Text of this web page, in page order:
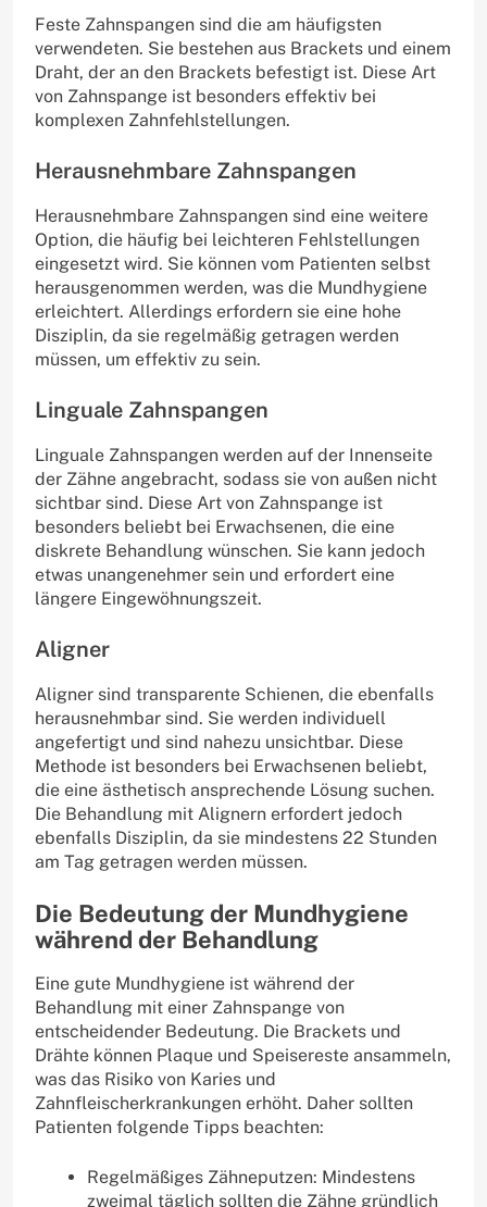
Feste Zahnspangen sind die am häufigsten
verwendeten. Sie bestehen aus Brackets und einem
Draht, der an den Brackets befestigt ist. Diese Art
von Zahnspange ist besonders effektiv bei
komplexen Zahnfehlstellungen.
Herausnehmbare Zahnspangen
Herausnehmbare Zahnspangen sind eine weitere
Option, die häufig bei leichteren Fehlstellungen
eingesetzt wird. Sie können vom Patienten selbst
herausgenommen werden, was die Mundhygiene
erleichtert. Allerdings erfordern sie eine hohe
Disziplin, da sie regelmäßig getragen werden
müssen, um effektiv zu sein.
Linguale Zahnspangen
Linguale Zahnspangen werden auf der Innenseite
der Zähne angebracht, sodass sie von außen nicht
sichtbar sind. Diese Art von Zahnspange ist
besonders beliebt bei Erwachsenen, die eine
diskrete Behandlung wünschen. Sie kann jedoch
etwas unangenehmer sein und erfordert eine
längere Eingewöhnungszeit.
Aligner
Aligner sind transparente Schienen, die ebenfalls
herausnehmbar sind. Sie werden individuell
angefertigt und sind nahezu unsichtbar. Diese
Methode ist besonders bei Erwachsenen beliebt,
die eine ästhetisch ansprechende Lösung suchen.
Die Behandlung mit Alignern erfordert jedoch
ebenfalls Disziplin, da sie mindestens 22 Stunden
am Tag getragen werden müssen.
Die Bedeutung der Mundhygiene
während der Behandlung
Eine gute Mundhygiene ist während der
Behandlung mit einer Zahnspange von
entscheidender Bedeutung. Die Brackets und
Drähte können Plaque und Speisereste ansammeln,
was das Risiko von Karies und
Zahnfleischerkrankungen erhöht. Daher sollten
Patienten folgende Tipps beachten:
Regelmäßiges Zähneputzen: Mindestens
zweimal täglich sollten die Zähne gründlich